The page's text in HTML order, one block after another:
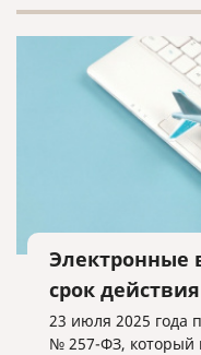
Электронные
срок
23 июля 2025 года
№ 257-ФЗ, который